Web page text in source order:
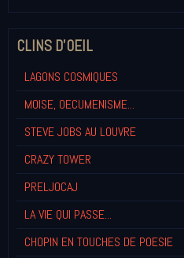
CLINS D'OEIL
LAGONS COSMIQUES
MOISE, OECUMENISME...
STEVE JOBS AU LOUVRE
CRAZY TOWER
PRELJOCAJ
LA VIE QUI PASSE...
CHOPIN EN TOUCHES DE POESIE